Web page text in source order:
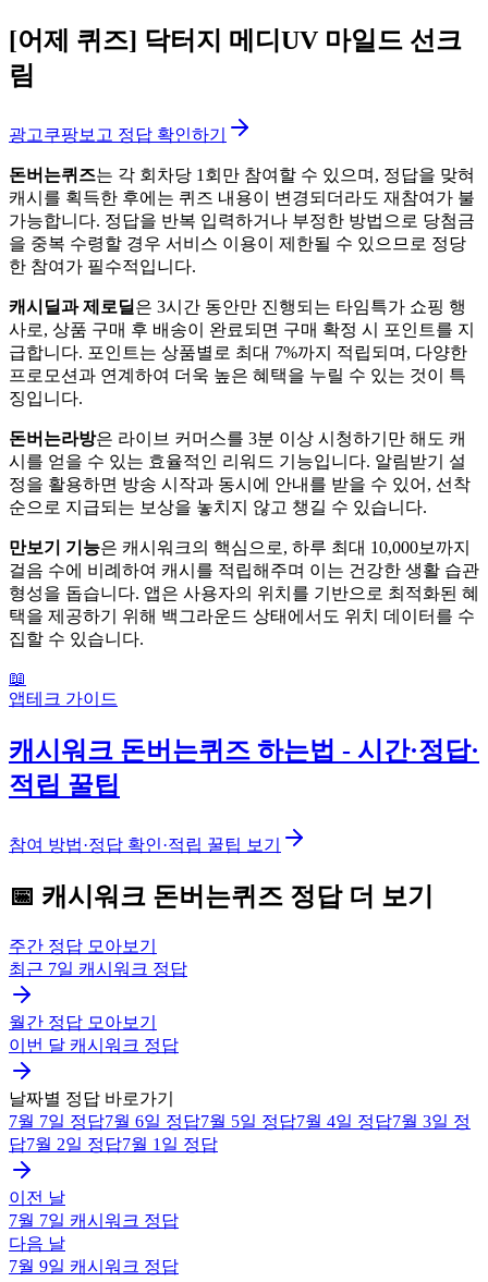
[어제 퀴즈] 닥터지 메디UV 마일드 선크
림
광고쿠팡보고 정답 확인하기
돈버는퀴즈는 각 회차당 1회만 참여할 수 있으며, 정답을 맞혀
캐시를 획득한 후에는 퀴즈 내용이 변경되더라도 재참여가 불
가능합니다. 정답을 반복 입력하거나 부정한 방법으로 당첨금
을 중복 수령할 경우 서비스 이용이 제한될 수 있으므로 정당
한 참여가 필수적입니다.
캐시딜과 제로딜 은 3시간 동안만 진행되는 타임특가 쇼핑 행
사로, 상품 구매 후 배송이 완료되면 구매 확정 시 포인트를 지
급합니다. 포인트는 상품별로 최대 7%까지 적립되며, 다양한
프로모션과 연계하여 더욱 높은 혜택을 누릴 수 있는 것이 특
징입니다.
돈버는라방은 라이브 커머스를 3분 이상 시청하기만 해도 캐
시를 얻을 수 있는 효율적인 리워드 기능입니다. 알림받기 설
정을 활용하면 방송 시작과 동시에 안내를 받을 수 있어, 선착
순으로 지급되는 보상을 놓치지 않고 챙길 수 있습니다.
만보기 기능은 캐시워크의 핵심으로, 하루 최대 10,000보까지
걸음 수에 비례하여 캐시를 적립해주며 이는 건강한 생활 습관
형성을 돕습니다. 앱은 사용자의 위치를 기반으로 최적화된 혜
택을 제공하기 위해 백그라운드 상태에서도 위치 데이터를 수
집할 수 있습니다.
📖
앱테크 가이드
캐시워크 돈버는퀴즈 하는법 - 시간·정답·
적립 꿀팁
참여 방법·정답 확인·적립 꿀팁 보기
📅 캐시워크 돈버는퀴즈 정답 더 보기
주간 정답 모아보기
최근 7일 캐시워크 정답
월간 정답 모아보기
이번 달 캐시워크 정답
날짜별 정답 바로가기
7월 7일 정답7월 6일 정답7월 5일 정답7월 4일 정답7월 3일 정
답7월 2일 정답7월 1일 정답
이전 날
7월 7일 캐시워크 정답
다음 날
7월 9일 캐시워크 정답